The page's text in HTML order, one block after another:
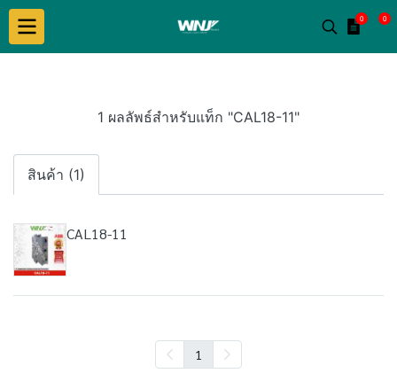
0 0
1 ผลลัพธ์สำหรับแท็ก "CAL18-11"
สินค้า (1)
CAL18-11
1